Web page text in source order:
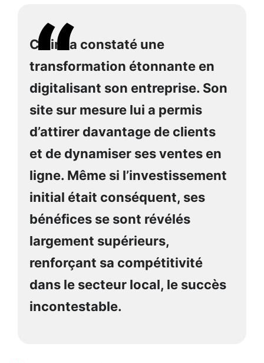
Claire a constaté une
transformation étonnante en
digitalisant son entreprise. Son
site sur mesure lui a permis
d’attirer davantage de clients
et de dynamiser ses ventes en
ligne. Même si l’investissement
initial était conséquent, ses
bénéfices se sont révélés
largement supérieurs,
renforçant sa compétitivité
dans le secteur local, le succès
incontestable.